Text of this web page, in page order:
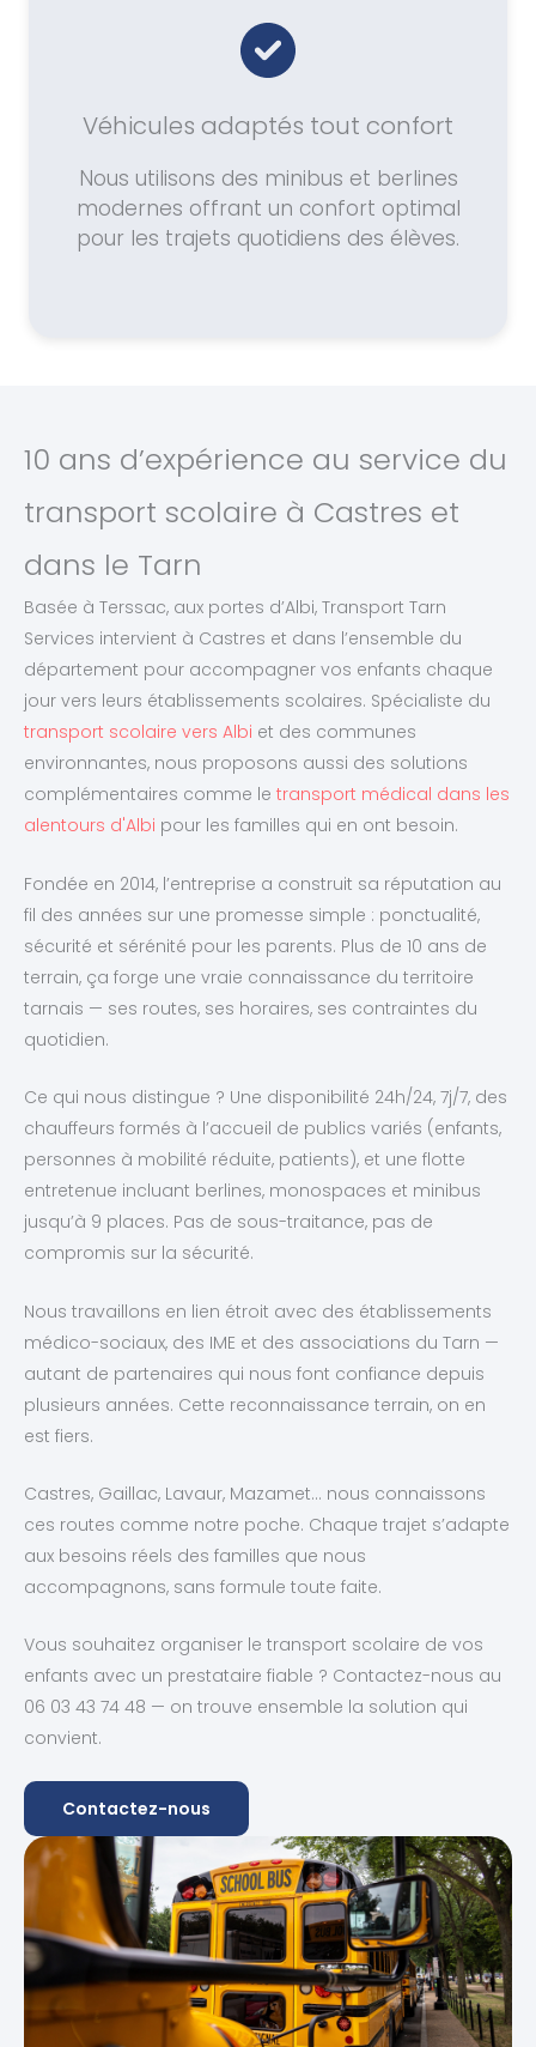
Véhicules adaptés tout confort
Nous utilisons des minibus et berlines
modernes offrant un confort optimal
pour les trajets quotidiens des élèves.
10 ans d’expérience au service du
transport scolaire à Castres et
dans le Tarn
Basée à Terssac, aux portes d’Albi, Transport Tarn
Services intervient à Castres et dans l’ensemble du
département pour accompagner vos enfants chaque
jour vers leurs établissements scolaires. Spécialiste du
transport scolaire vers Albi et des communes
environnantes, nous proposons aussi des solutions
complémentaires comme le transport médical dans les
alentours d'Albi pour les familles qui en ont besoin.
Fondée en 2014, l’entreprise a construit sa réputation au
fil des années sur une promesse simple : ponctualité,
sécurité et sérénité pour les parents. Plus de 10 ans de
terrain, ça forge une vraie connaissance du territoire
tarnais — ses routes, ses horaires, ses contraintes du
quotidien.
Ce qui nous distingue ? Une disponibilité 24h/24, 7j/7, des
chauffeurs formés à l’accueil de publics variés (enfants,
personnes à mobilité réduite, patients), et une flotte
entretenue incluant berlines, monospaces et minibus
jusqu’à 9 places. Pas de sous-traitance, pas de
compromis sur la sécurité.
Nous travaillons en lien étroit avec des établissements
médico-sociaux, des IME et des associations du Tarn —
autant de partenaires qui nous font confiance depuis
plusieurs années. Cette reconnaissance terrain, on en
est fiers.
Castres, Gaillac, Lavaur, Mazamet… nous connaissons
ces routes comme notre poche. Chaque trajet s’adapte
aux besoins réels des familles que nous
accompagnons, sans formule toute faite.
Vous souhaitez organiser le transport scolaire de vos
enfants avec un prestataire fiable ? Contactez-nous au
06 03 43 74 48 — on trouve ensemble la solution qui
convient.
Contactez-nous